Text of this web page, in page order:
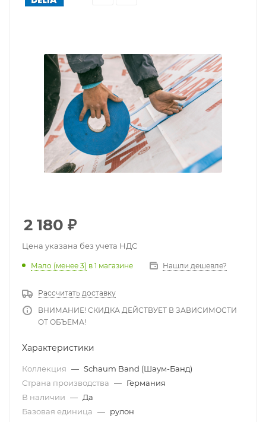
2 180 ₽
Цена указана без учета НДС
Мало (менее 3) в 1 магазине Нашли дешевле?
Рассчитать доставку
ВНИМАНИЕ! СКИДКА ДЕЙСТВУЕТ В ЗАВИСИМОСТИ
ОТ ОБЪЕМА!
Характеристики
Коллекция — Schaum Band (Шаум-Банд)
Страна производства — Германия
В наличии — Да
Базовая единица — рулон